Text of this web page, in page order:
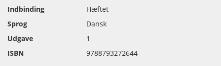
Indbinding
Hæftet
Sprog
Dansk
Udgave
1
ISBN
9788793272644